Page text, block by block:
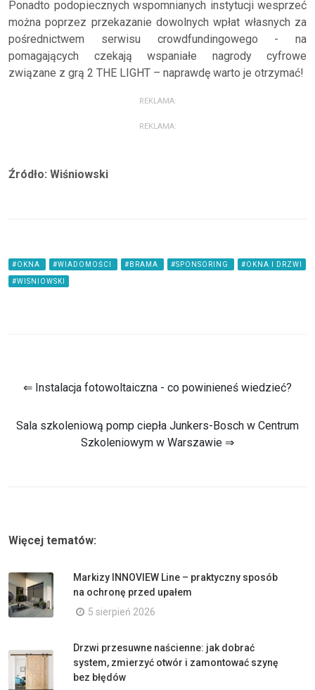
Ponadto podopiecznych wspomnianych instytucji wesprzeć
można poprzez przekazanie dowolnych wpłat własnych za
pośrednictwem serwisu crowdfundingowego - na
pomagających czekają wspaniałe nagrody cyfrowe
związane z grą 2 THE LIGHT – naprawdę warto je otrzymać!
REKLAMA:
REKLAMA:
Źródło: Wiśniowski
#OKNA #WIADOMOŚCI #BRAMA #SPONSORING #OKNA I DRZWI
#WISNIOWSKI
⇐ Instalacja fotowoltaiczna - co powinieneś wiedzieć?
Sala szkoleniową pomp ciepła Junkers-Bosch w Centrum
Szkoleniowym w Warszawie ⇒
Więcej tematów:
Markizy INNOVIEW Line – praktyczny sposób
na ochronę przed upałem
5 sierpień 2026
Drzwi przesuwne naścienne: jak dobrać
system, zmierzyć otwór i zamontować szynę
bez błędów